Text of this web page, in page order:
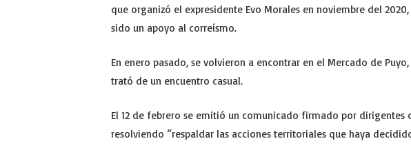
que organizó el expresidente Evo Morales en noviembre del
sido un apoyo al correísmo.
En enero pasado, se volvieron a encontrar en el Mercado de
trató de un encuentro casual.
El 12 de febrero se emitió un comunicado firmado por dirigentes
resolviendo “respaldar las acciones territoriales que haya